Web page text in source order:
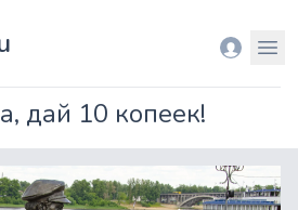
Вход
дай 10 копеек!